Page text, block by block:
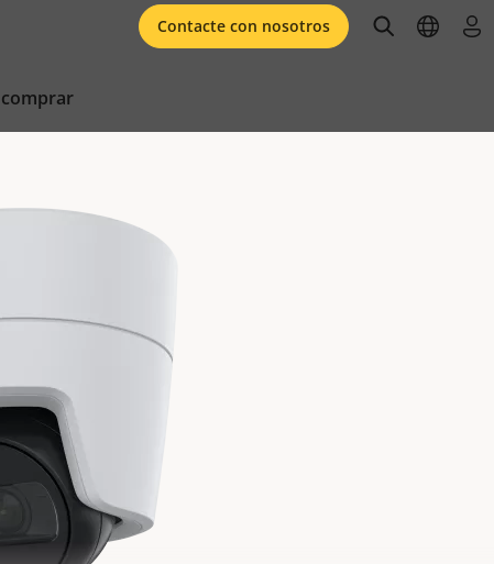
Contacte con nosotros openopen